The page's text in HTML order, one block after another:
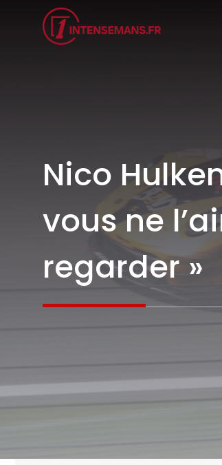
Nico
vous ne
regarder »